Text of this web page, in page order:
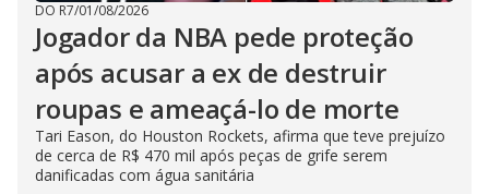
DO R7/01/08/2026
Jogador da NBA pede proteção
após acusar a ex de destruir
roupas e ameaçá-lo de morte
Tari Eason, do Houston Rockets, afirma que teve prejuízo
de cerca de R$ 470 mil após peças de grife serem
danificadas com água sanitária